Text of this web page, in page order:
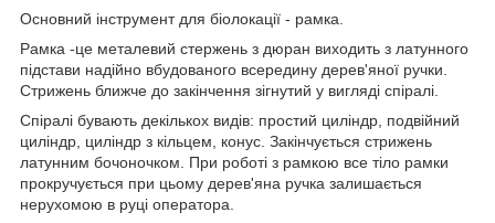
Основний інструмент для біолокації - рамка.
Рамка -це металевий стержень з дюран виходить з латунного
підстави надійно вбудованого всередину дерев'яної ручки.
Стрижень ближче до закінчення зігнутий у вигляді спіралі.
Спіралі бувають декількох видів: простий циліндр, подвійний
циліндр, циліндр з кільцем, конус. Закінчується стрижень
латунним бочоночком. При роботі з рамкою все тіло рамки
прокручується при цьому дерев'яна ручка залишається
нерухомою в руці оператора.